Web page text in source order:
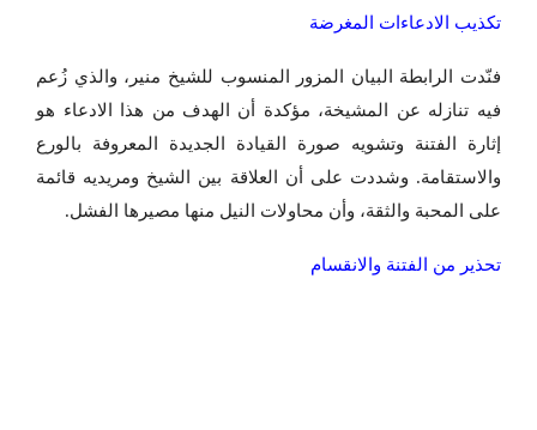
تكذيب الادعاءات المغرضة
فنّدت الرابطة البيان المزور المنسوب للشيخ منير، والذي زُعم
فيه تنازله عن المشيخة، مؤكدة أن الهدف من هذا الادعاء هو
إثارة الفتنة وتشويه صورة القيادة الجديدة المعروفة بالورع
والاستقامة. وشددت على أن العلاقة بين الشيخ ومريديه قائمة
على المحبة والثقة، وأن محاولات النيل منها مصيرها الفشل.
تحذير من الفتنة والانقسام